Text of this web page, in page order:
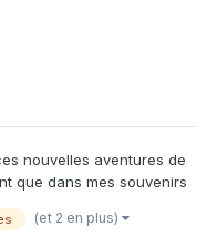
nouvelles aventures de
que dans mes souvenirs
et du crime, mais Zidrou y
(et 2 en plus)